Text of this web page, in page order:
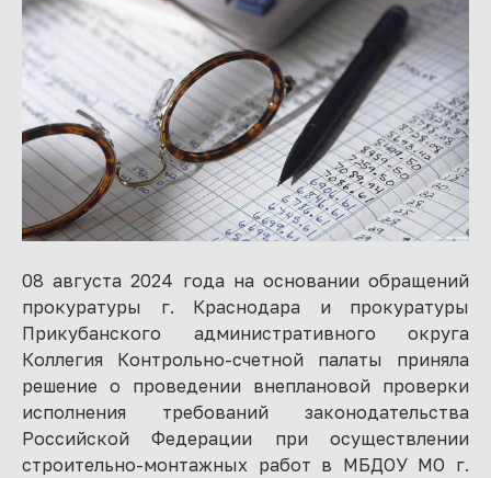
08 августа 2024 года на основании обращений
прокуратуры г. Краснодара и прокуратуры
Прикубанского административного округа
Коллегия Контрольно-счетной палаты приняла
решение о проведении внеплановой проверки
исполнения требований законодательства
Российской Федерации при осуществлении
строительно-монтажных работ в МБДОУ МО г.